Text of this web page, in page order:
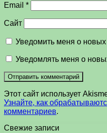
Email *
Сайт
Уведомить меня о
Уведомлять меня о
Этот сайт использует
Узнайте, как
комментариев.
Свежие записи